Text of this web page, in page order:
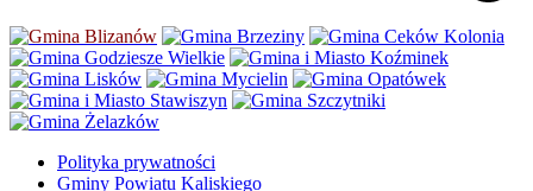
Polityka prywatności
Gminy Powiatu Kaliskiego